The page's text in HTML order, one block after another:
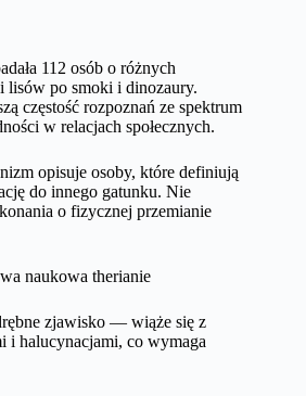
112 osób o różnych
po smoki i dinozaury.
częstość rozpoznań ze spektrum
w relacjach społecznych.
opisuje osoby, które definiują
do innego gatunku. Nie
o fizycznej przemianie
zjawisko — wiąże się z
i halucynacjami, co wymaga